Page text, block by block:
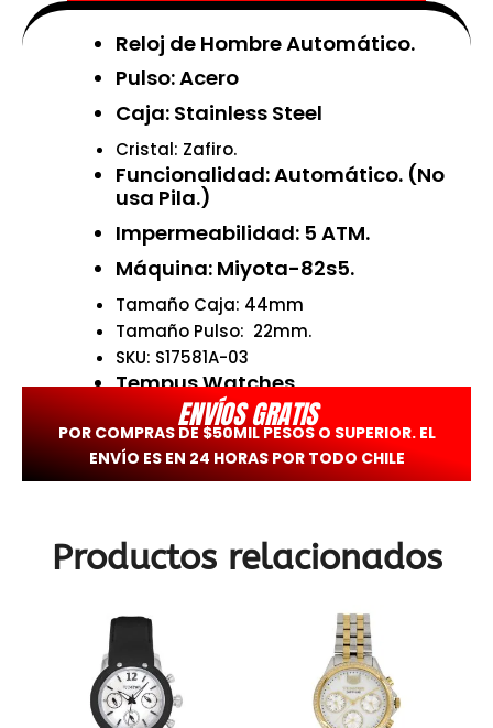
cobre
Reloj de Hombre Automático.
Pulso: Acero
Caja: Stainless Steel
Cristal: Zafiro.
Funcionalidad: Automático. (No
usa Pila.)
Impermeabilidad: 5 ATM.
Máquina: Miyota-82s5.
Tamaño Caja: 44mm
Tamaño Pulso: 22mm.
SKU: S17581A-03
Tempus Watches.
ENVÍOS GRATIS
POR COMPRAS DE $50MIL PESOS O SUPERIOR. EL
ENVÍO ES EN 24 HORAS POR TODO CHILE
Productos relacionados